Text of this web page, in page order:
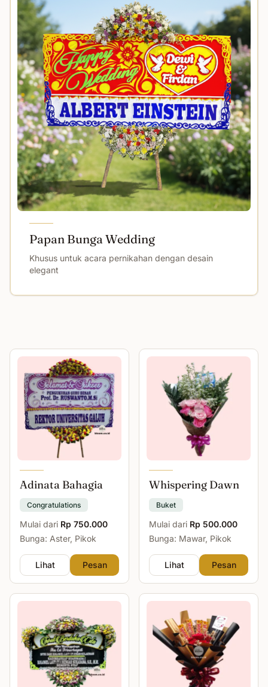
Papan Bunga Wedding
Khusus untuk acara pernikahan dengan desain
elegant
Adinata Bahagia
Congratulations
Mulai dari Rp 750.000
Bunga: Aster, Pikok
Lihat Pesan
Whispering Dawn
Buket
Mulai dari Rp 500.000
Bunga: Mawar, Pikok
Lihat Pesan